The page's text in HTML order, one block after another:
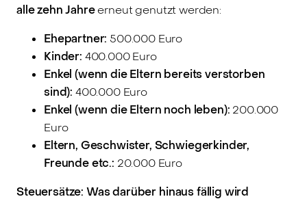
alle zehn Jahreerneut genutzt werden:
Ehepartner: 500.000 Euro
Kinder: 400.000 Euro
Enkel (wenn die Eltern bereits verstorben
sind): 400.000 Euro
Enkel (wenn die Eltern noch leben): 200.000
Euro
Eltern, Geschwister, Schwiegerkinder,
Freunde etc.: 20.000 Euro
Steuersätze: Was darüber hinaus fällig wird